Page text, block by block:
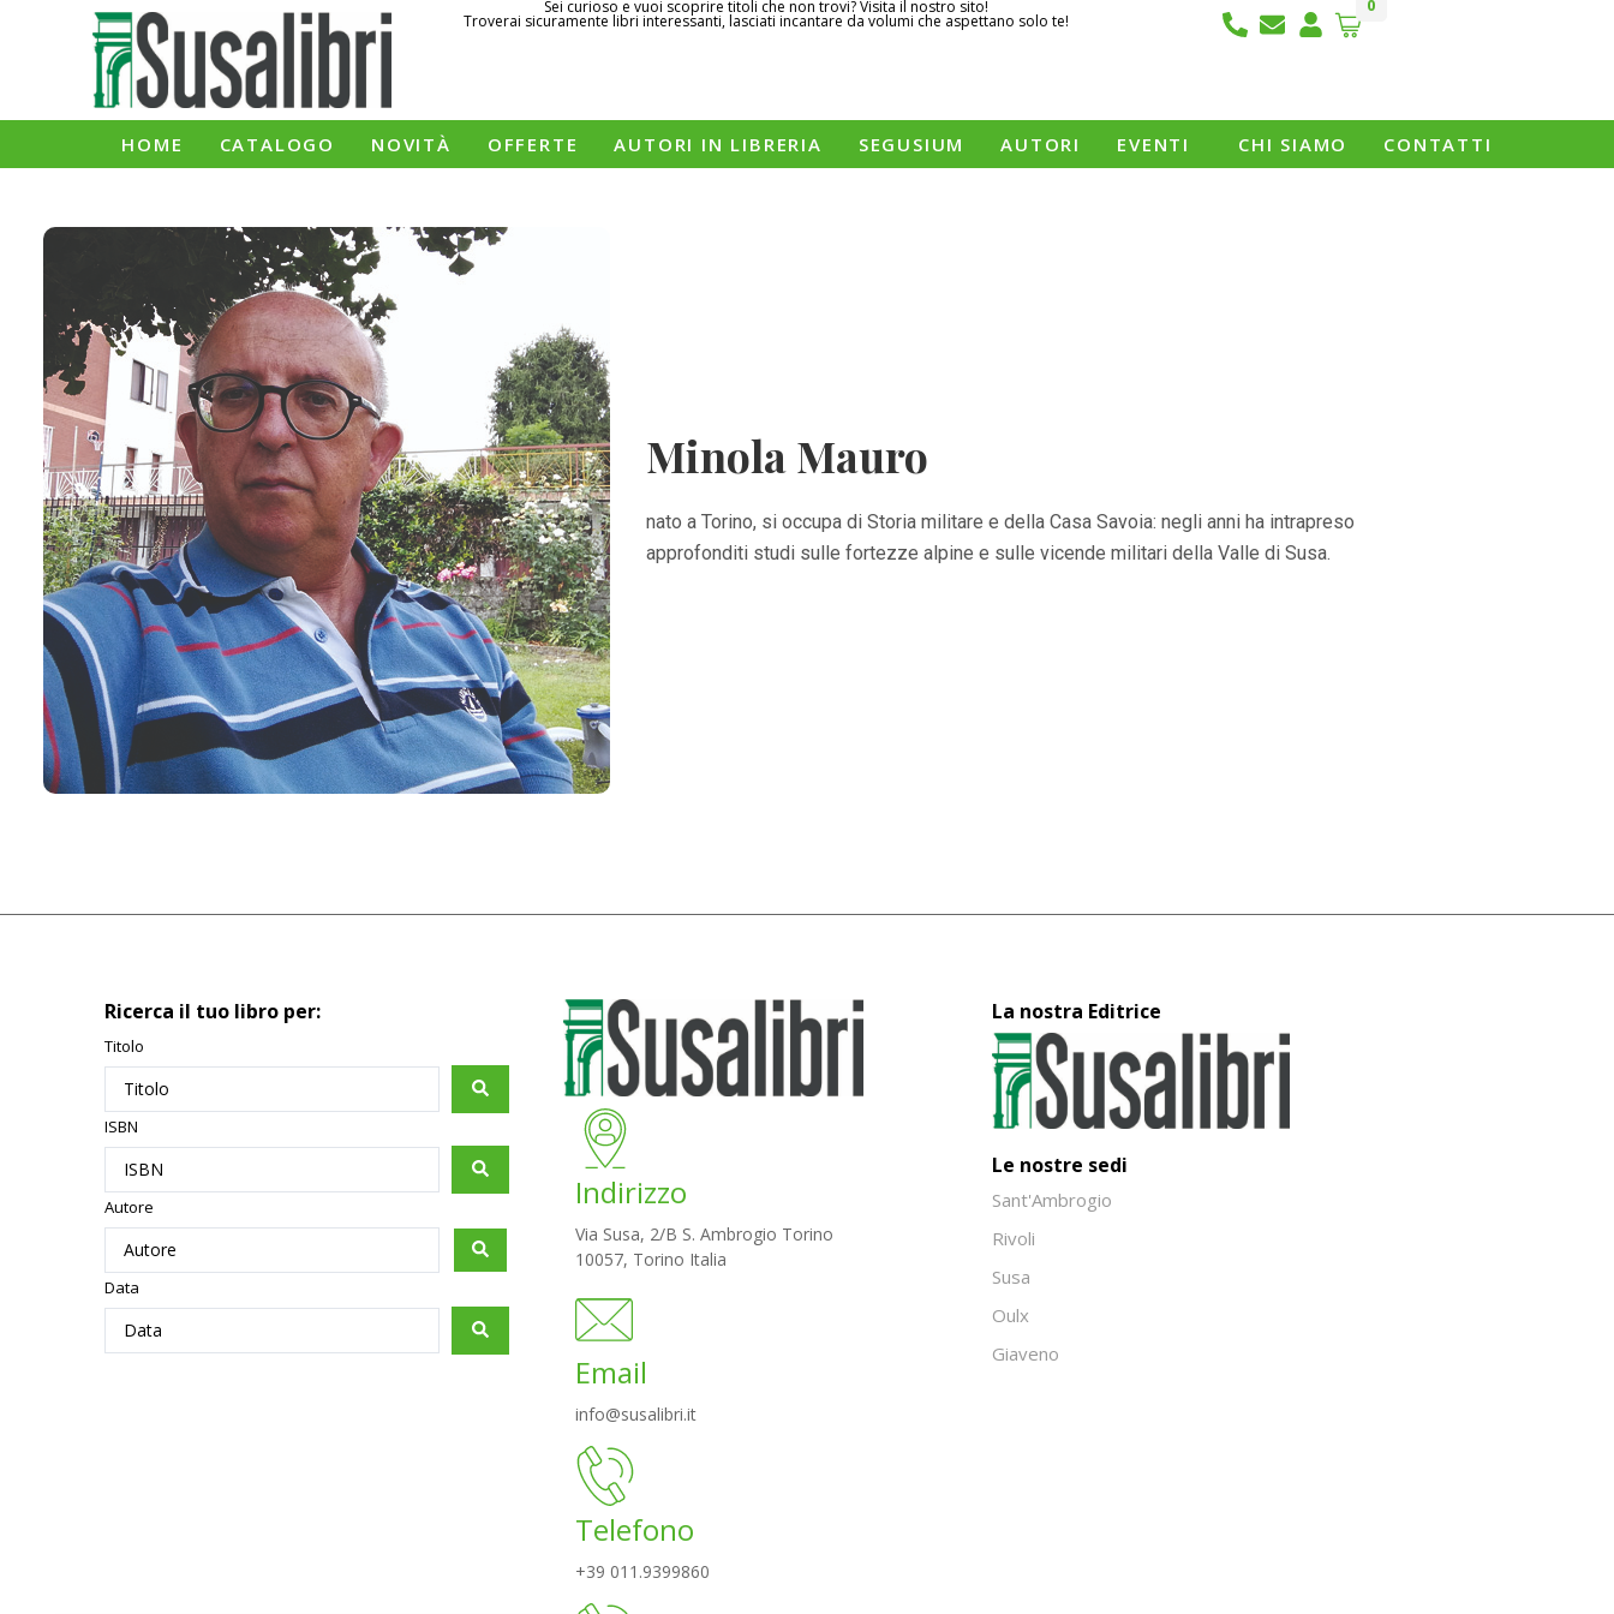
Sei curioso e vuoi scoprire titoli che non trovi? Visita il nostro sito!
Troverai sicuramente libri interessanti, lasciati incantare da volumi che aspettano solo te!
0
HOME CATALOGO NOVITÀ OFFERTE AUTORI IN LIBRERIA SEGUSIUM AUTORI EVENTI CHI SIAMO CONTATTI
Minola Mauro
nato a Torino, si occupa di Storia militare e della Casa Savoia: negli anni ha intrapreso
approfonditi studi sulle fortezze alpine e sulle vicende militari della Valle di Susa.
Ricerca il tuo libro per:
Titolo
ISBN
Autore
Data
Indirizzo
Via Susa, 2/B S. Ambrogio Torino
10057, Torino Italia
Email
info@susalibri.it
Telefono
+39 011.9399860
La nostra Editrice
Le nostre sedi
Sant'Ambrogio
Rivoli
Susa
Oulx
Giaveno